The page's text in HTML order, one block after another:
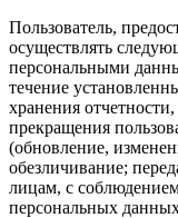
Пользователь,
осуществлять
персональными
течение
хранения
прекращения
(обновление,
обезличивание;
лицам, с
персональных